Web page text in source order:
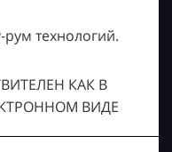
технологий.
КАК В
ВИДЕ